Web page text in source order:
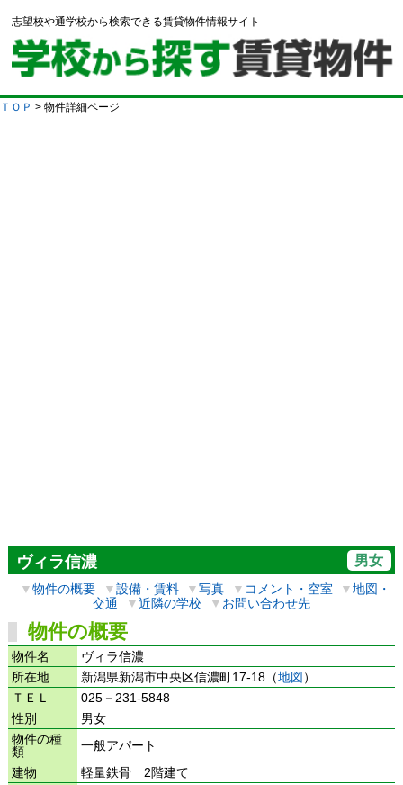
志望校や通学校から検索できる賃貸物件情報サイト
ＴＯＰ > 物件詳細ページ
ヴィラ信濃 男女
▼物件の概要 ▼設備・賃料 ▼写真 ▼ コメント・空室 ▼地図・
交通
▼近隣の学校 ▼ お問い合わせ先
物件の概要
物件名
ヴィラ信濃
所在地
新潟県新潟市中央区信濃町17-18（地図 ）
ＴＥＬ
025－231-5848
性別
男女
物件の種
類
一般アパート
建物
軽量鉄骨 2階建て